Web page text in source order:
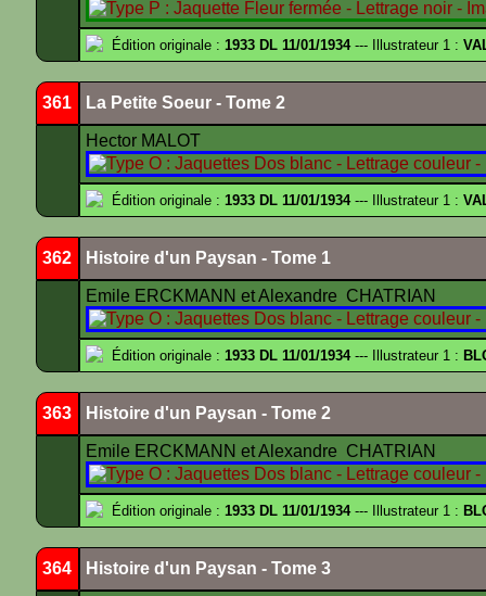
Édition originale : 1933 DL 11/01/1934--- Illustrateur 1 :
361 La Petite Soeur - Tome 2
Hector MALOT
Édition originale : 1933 DL 11/01/1934--- Illustrateur 1 :
362 Histoire d'un Paysan - Tome 1
Emile ERCKMANN et Alexandre CHATRIAN
Édition originale : 1933 DL 11/01/1934--- Illustrateur 1 :
363 Histoire d'un Paysan - Tome 2
Emile ERCKMANN et Alexandre CHATRIAN
Édition originale : 1933 DL 11/01/1934--- Illustrateur 1 :
364 Histoire d'un Paysan - Tome 3